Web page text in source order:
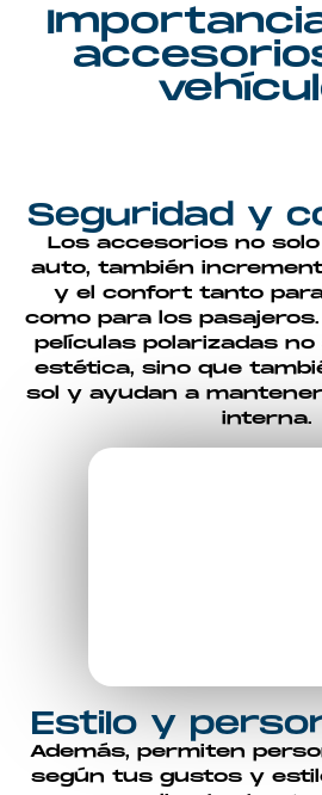
Seguridad y
Los accesorios no solo
auto, también
y el confort tanto
como para los
películas polarizadas
estética, sino que
sol y ayudan a
interna.
Estilo y
Además, permiten
según tus gustos y